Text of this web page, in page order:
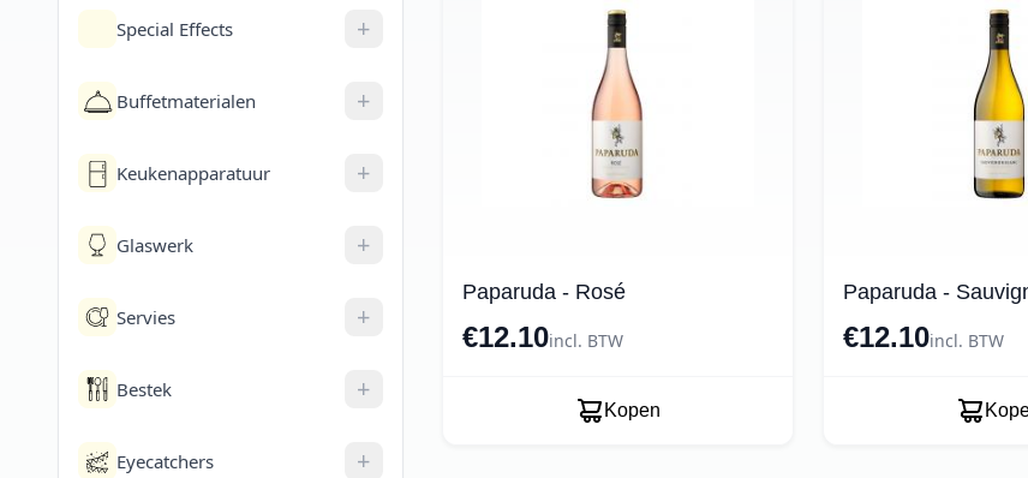
Special Effects +
Buffetmaterialen +
Keukenapparatuur +
Glaswerk +
Servies +
Bestek +
Eyecatchers +
Paparuda - Rosé
€12.10incl. BTW
Kopen
Paparuda -
€12.10incl. BTW